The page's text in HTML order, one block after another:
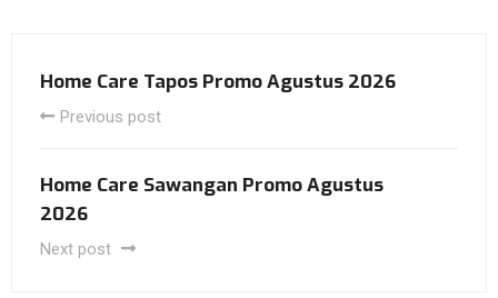
Home Care Tapos Promo Agustus 2026
Previous post
Home Care Sawangan Promo Agustus
2026
Next post